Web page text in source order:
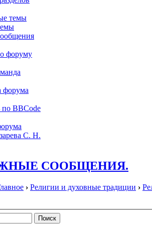
темы
форуму
форума
BBCode
С. Н.
СООБЩЕНИЯ.
› Религии и духовные традиции ›